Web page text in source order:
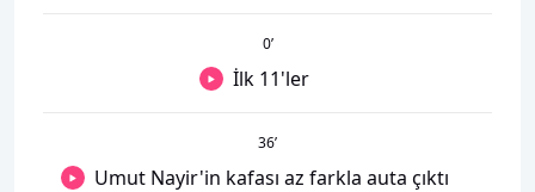
0’
İlk 11'ler
36’
Umut Nayir'in kafası az farkla auta çıktı